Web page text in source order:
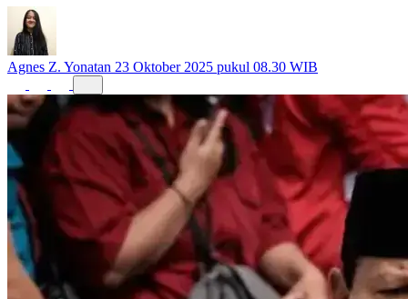
Agnes Z. Yonatan 23 Oktober 2025 pukul 08.30 WIB